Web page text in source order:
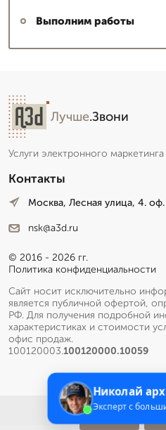
Выполним работы
Лучше.Звони
Услуги электронного
Контакты
Москва, Лесная улица, 4. оф.
nsk@a3d.ru
© 2016 - 2026 гг.
Политика конфиденциальности
Сайт носит исключительно
является публичной офертой,
РФ. Для получения подробной
характеристиках и стоимости
офис продаж.
100120003.100120000.10059
Меню
Николай
Эксперт с